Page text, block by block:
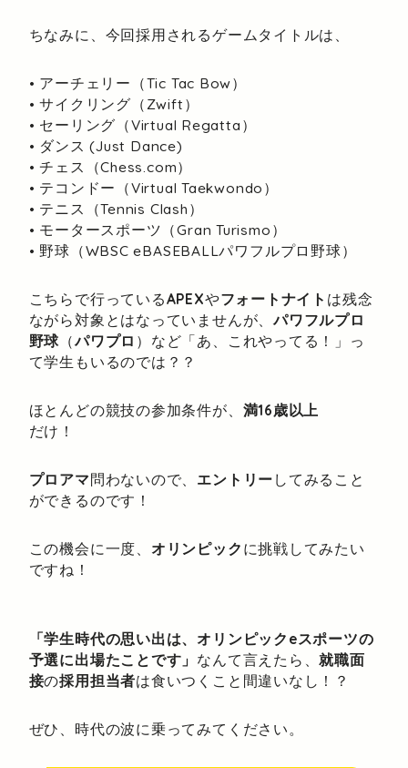
ちなみに、今回採用されるゲームタイトルは、
• アーチェリー（Tic Tac Bow）
• サイクリング（Zwift）
• セーリング（Virtual Regatta）
• ダンス (Just Dance)
• チェス（Chess.com）
• テコンドー（Virtual Taekwondo）
• テニス（Tennis Clash）
• モータースポーツ（Gran Turismo）
• 野球（WBSC eBASEBALLパワフルプロ野球）
こちらで行っているAPEXやフォートナイト は残念
ながら対象とはなっていませんが、パワフルプロ
野球 （パワプロ ）など「あ、これやってる！」っ
て学生もいるのでは？？
ほとんどの競技の参加条件が、 満16歳以上
だけ！
プロアマ問わないので、 エントリー してみること
ができるのです！
この機会に一度、 オリンピック に挑戦してみたい
ですね！
「学生時代の思い出は、オリンピックeスポーツの
予選に出場たことです」 なんて言えたら、就職面
接の採用担当者は食いつくこと間違いなし！？
ぜひ、時代の波に乗ってみてください。